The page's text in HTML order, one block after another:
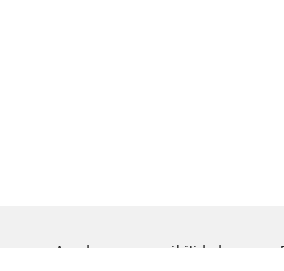
Ayuda para accesibilidad